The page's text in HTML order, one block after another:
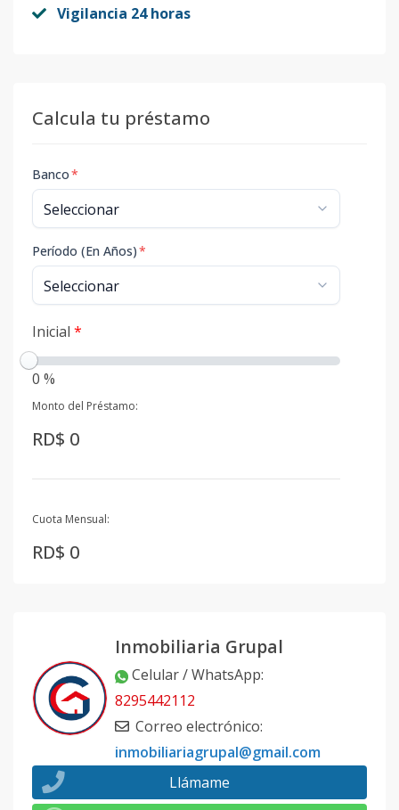
Vigilancia 24 horas
Calcula tu préstamo
Banco*
Período (En Años)*
Inicial *
0 %
Monto del Préstamo:
RD$ 0
Cuota Mensual:
RD$ 0
Inmobiliaria Grupal
Celular / WhatsApp:
8295442112
Correo electrónico:
inmobiliariagrupal@gmail.com
Llámame